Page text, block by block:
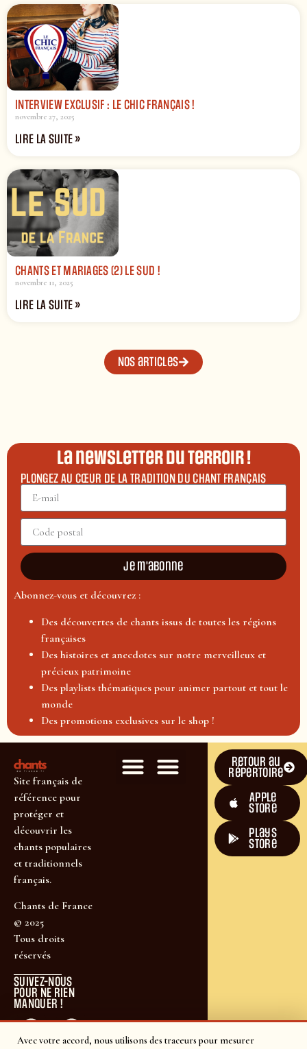
Avec votre accord, nous utilisons des traceurs pour mesurer
INTERVIEW EXCLUSIF : LE CHIC FRANÇAIS !
novembre 27, 2025
LIRE LA SUITE »
CHANTS ET MARIAGES (2) LE SUD !
novembre 11, 2025
LIRE LA SUITE »
Nos articles
La newsletter du terroir !
PLONGEZ AU CŒUR DE LA TRADITION DU CHANT FRANÇAIS
Je m'abonne
Abonnez-vous et découvrez :
Des découvertes de chants issus de toutes les régions
françaises
Des histoires et anecdotes sur notre merveilleux et
précieux patrimoine
Des playlists thématiques pour animer partout et tout le
monde
Des promotions exclusives sur le shop !
Site français de
référence pour
protéger et
découvrir les
chants populaires
et traditionnels
français.
Chants de France
© 2025
Tous droits
réservés
SUIVEZ-NOUS
POUR NE RIEN
MANQUER !
Retour au
répertoire
Apple
Store
plays
store